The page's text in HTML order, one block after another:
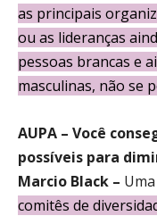
as principais
ou as lideranças
pessoas brancas e
masculinas, não se
AUPA – Você
possíveis para
Marcio Black –
comitês de